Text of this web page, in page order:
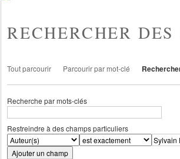
RECHERCHER
Tout parcourir Parcourir par mot-clé
Recherche par mots-clés
Restreindre à des champs particuliers
Ajouter un champ